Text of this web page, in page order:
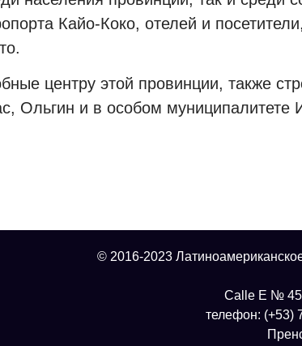
Кайо-Коко, отелей и
центру этой провинции, также
Ольгин и в особом муниципалитете
© 2016-2023
Calle E №
телефон: (+53)